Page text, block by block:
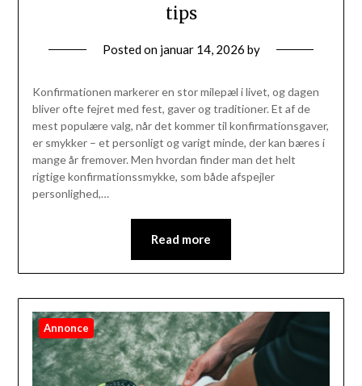
tips
Posted on januar 14, 2026 by
Konfirmationen markerer en stor milepæl i livet, og dagen
bliver ofte fejret med fest, gaver og traditioner. Et af de
mest populære valg, når det kommer til konfirmationsgaver,
er smykker – et personligt og varigt minde, der kan bæres i
mange år fremover. Men hvordan finder man det helt
rigtige konfirmationssmykke, som både afspejler
personlighed,…
Read more
Annonce